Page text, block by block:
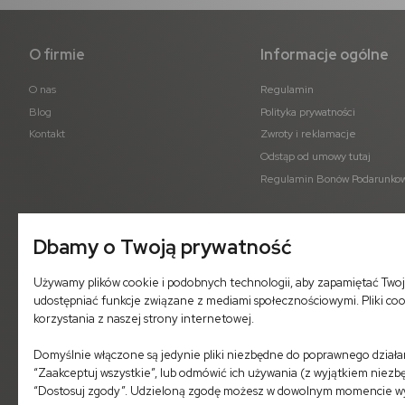
O firmie
O nas
Blog
Kontakt
Informacje ogólne
Regulamin
Polityka prywatności
Zwroty i reklamacje
Odstąp od umowy tutaj
Regulamin Bonów
Dbamy o Twoją prywatność
Używamy plików cookie i podobnych technologii, aby zapamiętać
udostępniać funkcje związane z mediami społecznościowymi. Pliki
korzystania z naszej strony internetowej.
Domyślnie włączone są jedynie pliki niezbędne do poprawnego
“Zaakceptuj wszystkie”, lub odmówić ich używania (z wyjątkiem
“Dostosuj zgody”. Udzieloną zgodę możesz w dowolnym momencie